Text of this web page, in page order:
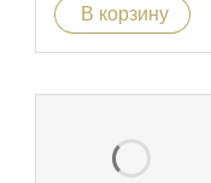
В корзину